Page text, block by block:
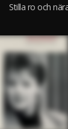
Stilla ro och